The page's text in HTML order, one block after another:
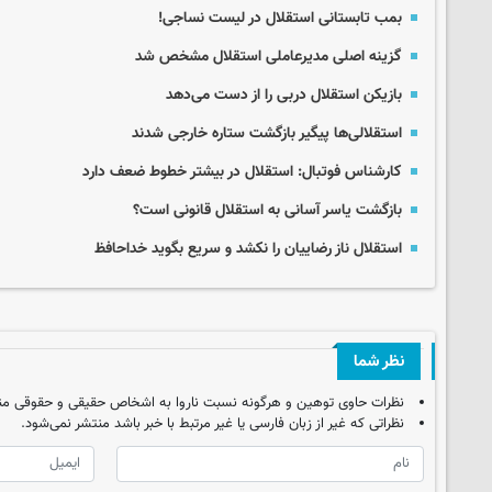
بمب تابستانی استقلال در لیست نساجی!
گزینه اصلی مدیرعاملی استقلال مشخص شد
بازیکن استقلال دربی را از دست می‌دهد
استقلالی‌ها پیگیر بازگشت ستاره خارجی شدند
کارشناس فوتبال: استقلال در بیشتر خطوط ضعف دارد
بازگشت یاسر آسانی به استقلال قانونی است؟
استقلال ناز رضاییان را نکشد و سریع بگوید خداحافظ
نظر شما
نظرات حاوی توهین و هرگونه نسبت ناروا به اشخاص حقیقی و حقوقی
نظراتی که غیر از زبان فارسی یا غیر مرتبط با خبر باشد منتشر نمی‌شود.